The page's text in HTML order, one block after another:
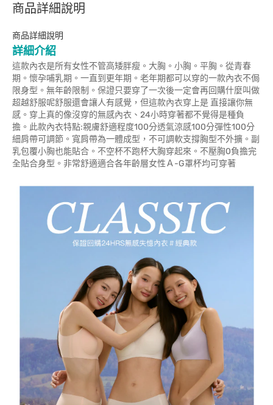
商品詳細說明
商品詳細說明
詳細介紹
這款內衣是所有女性不管高矮胖瘦。大胸。小胸。平胸。從青春
期。懷孕哺乳期。一直到更年期。老年期都可以穿的一款內衣不侷
限身型。無年齡限制。保證只要穿了一次後一定會再回購什麼叫做
超越舒服呢舒服還會讓人有感覺，但這款內衣穿上是 直接讓你無
感。穿上真的像沒穿的無感內衣、24小時穿著都不覺得是種負
擔。此款內衣特點:親膚舒適程度100分透氣涼感100分彈性100分
細肩帶可調節。寬肩帶為一體成型，不可調軟支撐胸型不外擴。副
乳包覆小胸也能貼合。不空杯不跑杯大胸穿起來。不壓胸0負擔完
全貼合身型。非常舒適適合各年齡層女性Ａ-G罩杯均可穿著